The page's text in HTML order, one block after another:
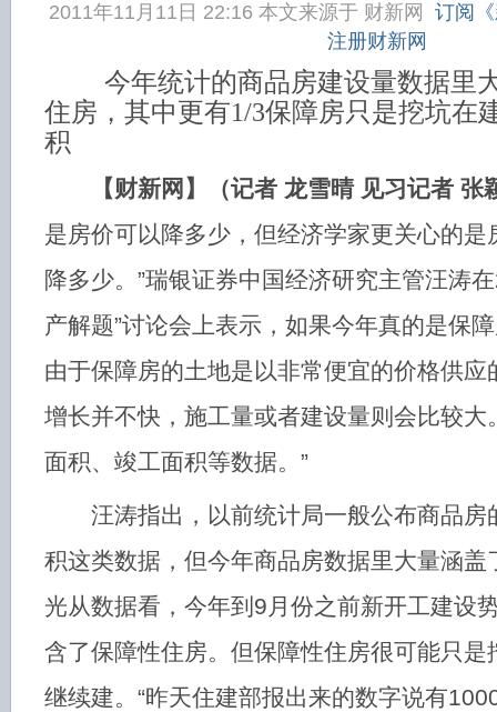
2011年11月11日 22:16 本文来源于 财新网
订阅
注册财新网
今年统计的商品房建设量数据里
住房，其中更有1/3保障房只是挖坑在
积
【财新网】（记者 龙雪晴 见习记者 张
是房价可以降多少，但经济学家更关心的是
降多少。”瑞银证券中国经济研究主管汪涛
产解题”讨论会上表示，如果今年真的是保
由于保障房的土地是以非常便宜的价格供应
增长并不快，施工量或者建设量则会比较大
面积、竣工面积等数据。”
汪涛指出，以前统计局一般公布商品房
积这类数据，但今年商品房数据里大量涵盖
光从数据看，今年到9月份之前新开工建设
含了保障性住房。但保障性住房很可能只是
继续建。“昨天住建部报出来的数字说有